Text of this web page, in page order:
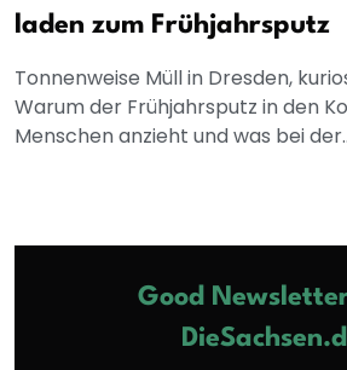
laden zum Frühjahrsputz
Tonnenweise Müll in Dresden,
Warum der Frühjahrsputz in den
Menschen anzieht und was bei
Good